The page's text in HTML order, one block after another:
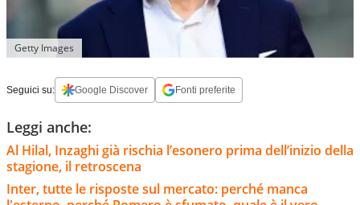
Getty Images
Seguici su: Google Discover Fonti preferite
Leggi anche:
Al Hilal, Inzaghi già rischia l’esonero prima dell’inizio della
stagione, il retroscena
Inter, tutte le risposte sul mercato: perché manca